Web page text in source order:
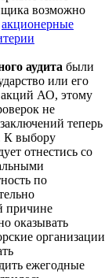
возможно
акционерные
аудита были
или его
акций АО, этому
не
теперь
К выбору
отнестись со
по
причине
оказывать
организации
ежегодные